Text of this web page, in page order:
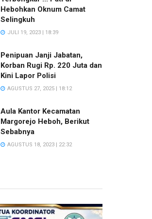
Hebohkan Oknum Camat
Selingkuh
JULI 19, 2023 | 18:39
Penipuan Janji Jabatan,
Korban Rugi Rp. 220 Juta dan
Kini Lapor Polisi
AGUSTUS 27, 2025 | 18:12
Aula Kantor Kecamatan
Margorejo Heboh, Berikut
Sebabnya
AGUSTUS 18, 2023 | 22:32